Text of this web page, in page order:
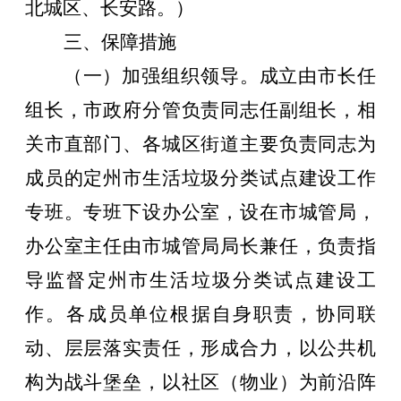
北城区、长安路。）
三、保障措施
（一）加强组织领导。 成立由市长任
组长，市政府分管负责同志任副组长，相
关市直部门、各城区街道主要负责同志为
成员的定州市生活垃圾分类试点建设工作
专班。专班下设办公室，设在市城管局，
办公室主任由市城管局局长兼任，负责指
导监督定州市生活垃圾分类试点建设工
作。各成员单位根据自身职责，协同联
动、层层落实责任，形成合力，以公共机
构为战斗堡垒，以社区（物业）为前沿阵